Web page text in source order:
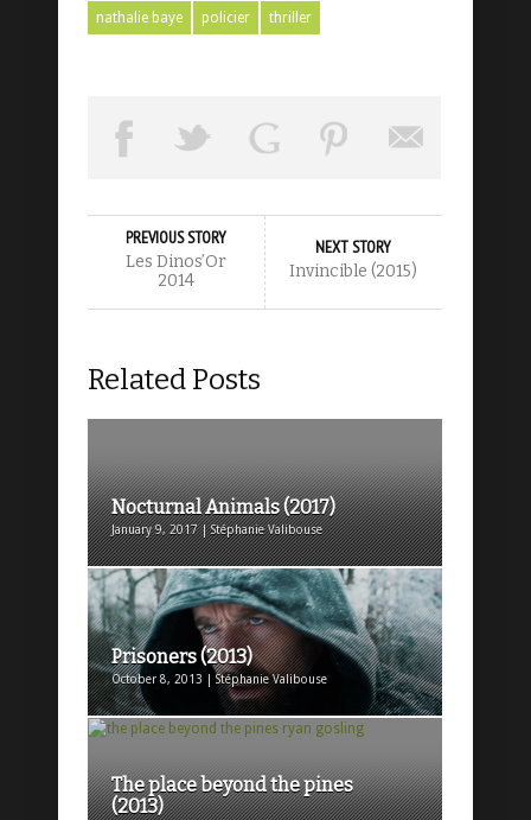
nathalie baye policier thriller
PREVIOUS STORY
Les Dinos’Or
2014
NEXT STORY
Invincible (2015)
Related Posts
Nocturnal Animals (2017)
January 9, 2017 | Stéphanie Valibouse
Prisoners (2013)
October 8, 2013 | Stéphanie Valibouse
The place beyond the pines
(2013)